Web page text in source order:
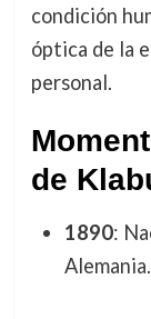
condición
óptica de la
personal.
de
1890:
Alemania.